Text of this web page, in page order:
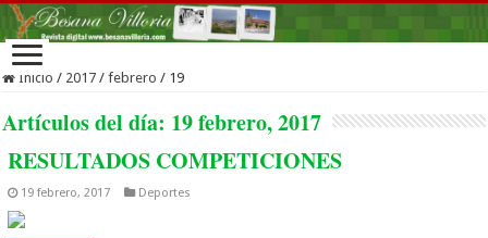
Inicio / 2017 / febrero / 19
Artículos del día: 19 febrero, 2017
RESULTADOS COMPETICIONES
19 febrero, 2017 Deportes